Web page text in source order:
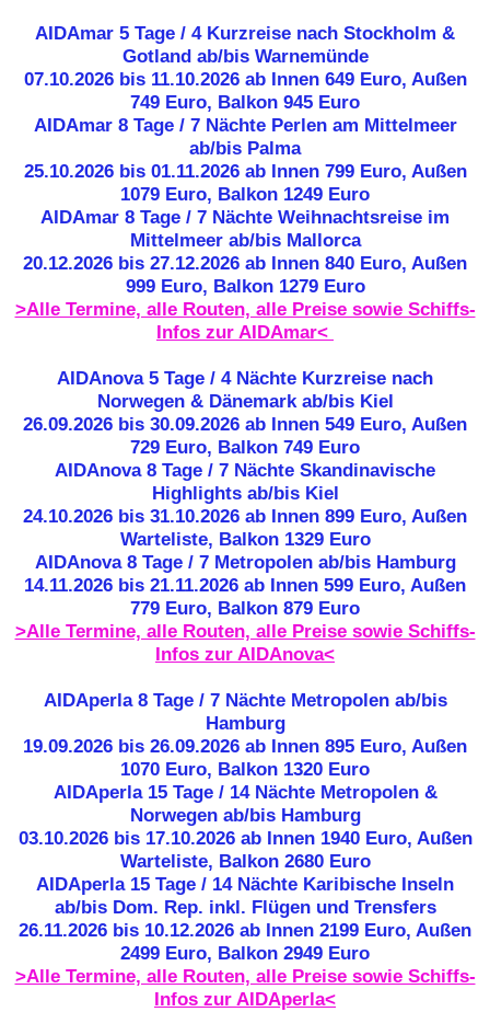
AIDAmar 5 Tage / 4 Kurzreise nach Stockholm &
Gotland ab/bis Warnemünde
07.10.2026 bis 11.10.2026 ab Innen 649 Euro, Außen
749 Euro, Balkon 945 Euro
AIDAmar 8 Tage / 7 Nächte Perlen am Mittelmeer
ab/bis Palma
25.10.2026 bis 01.11.2026 ab Innen 799 Euro, Außen
1079 Euro, Balkon 1249 Euro
AIDAmar 8 Tage / 7 Nächte Weihnachtsreise im
Mittelmeer ab/bis Mallorca
20.12.2026 bis 27.12.2026 ab Innen 840 Euro, Außen
999 Euro, Balkon 1279 Euro
>Alle Termine, alle Routen, alle Preise sowie Schiffs-
Infos zur AIDAmar<
AIDAnova 5 Tage / 4 Nächte Kurzreise nach
Norwegen & Dänemark ab/bis Kiel
26.09.2026 bis 30.09.2026 ab Innen 549 Euro, Außen
729 Euro, Balkon 749 Euro
AIDAnova 8 Tage / 7 Nächte Skandinavische
Highlights ab/bis Kiel
24.10.2026 bis 31.10.2026 ab Innen 899 Euro, Außen
Warteliste, Balkon 1329 Euro
AIDAnova 8 Tage / 7 Metropolen ab/bis Hamburg
14.11.2026 bis 21.11.2026 ab Innen 599 Euro, Außen
779 Euro, Balkon 879 Euro
>Alle Termine, alle Routen, alle Preise sowie Schiffs-
Infos zur AIDAnova<
AIDAperla 8 Tage / 7 Nächte Metropolen ab/bis
Hamburg
19.09.2026 bis 26.09.2026 ab Innen 895 Euro, Außen
1070 Euro, Balkon 1320 Euro
AIDAperla 15 Tage / 14 Nächte Metropolen &
Norwegen ab/bis Hamburg
03.10.2026 bis 17.10.2026 ab Innen 1940 Euro, Außen
Warteliste, Balkon 2680 Euro
AIDAperla 15 Tage / 14 Nächte Karibische Inseln
ab/bis Dom. Rep. inkl. Flügen und Trensfers
26.11.2026 bis 10.12.2026 ab Innen 2199 Euro, Außen
2499 Euro, Balkon 2949 Euro
>Alle Termine, alle Routen, alle Preise sowie Schiffs-
Infos zur AIDAperla<